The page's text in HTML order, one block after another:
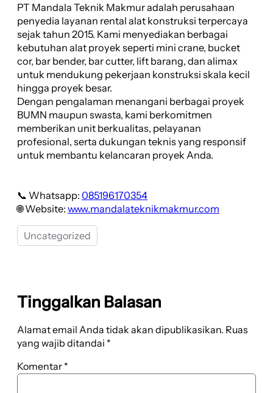
PT Mandala Teknik Makmur adalah perusahaan
penyedia layanan rental alat konstruksi terpercaya
sejak tahun 2015. Kami menyediakan berbagai
kebutuhan alat proyek seperti mini crane, bucket
cor, bar bender, bar cutter, lift barang, dan alimax
untuk mendukung pekerjaan konstruksi skala kecil
hingga proyek besar.
Dengan pengalaman menangani berbagai proyek
BUMN maupun swasta, kami berkomitmen
memberikan unit berkualitas, pelayanan
profesional, serta dukungan teknis yang responsif
untuk membantu kelancaran proyek Anda.
📞 Whatsapp: 085196170354
🌐 Website: www.mandalateknikmakmur.com
Uncategorized
Tinggalkan Balasan
Alamat email Anda tidak akan dipublikasikan. Ruas
yang wajib ditandai *
Komentar *